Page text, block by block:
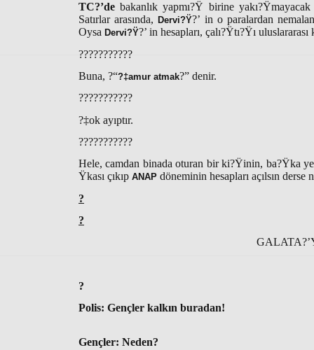
TC?’de bakanlık yapmı?Ÿ birine
Satırlar arasında,Dervi?Ÿ?’ in o paralardan
Oysa Dervi?Ÿ?’ in hesapları, çalı?Ÿtı?Ÿı
???????????
Buna, ?“?‡amur atmak?” denir.
???????????
?‡ok ayıptır.
???????????
Hele, camdan binada oturan bir ki?Ÿinin, ba?Ÿka
Ÿkası çıkıp ANAP döneminin hesapları açılsın derse
?
?
?
Polis: Gençler kalkın buradan!
Gençler: Neden?